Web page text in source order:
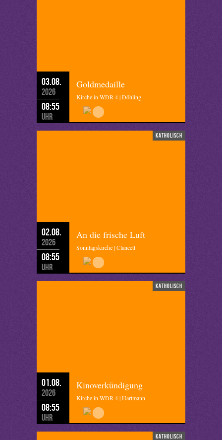
03.08.
2026
08:55
Uhr
Goldmedaille
Kirche in WDR 4 | Döhling
katholisch
02.08.
2026
08:55
Uhr
An die frische Luft
Sonntagskirche | Clancett
katholisch
01.08.
2026
08:55
Uhr
Kinoverkündigung
Kirche in WDR 4 | Hartmann
katholisch